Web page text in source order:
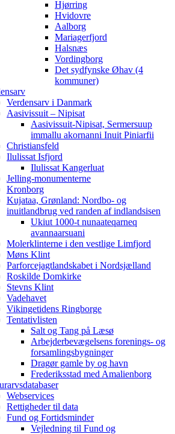
Hjørring
Hvidovre
Aalborg
Mariagerfjord
Halsnæs
Vordingborg
Det sydfynske Øhav (4
kommuner)
Verdensarv i Danmark
Aasivissuit – Nipisat
Aasivissuit-Nipisat, Sermersuup
immallu akornanni Inuit Piniarfii
Christiansfeld
Ilulissat Isfjord
Ilulissat Kangerluat
Jelling-monumenterne
Kronborg
Kujataa, Grønland: Nordbo- og
inuitlandbrug ved randen af indlandsisen
Ukiut 1000-t nunaateqarneq
avannaarsuani
Molerklinterne i den vestlige Limfjord
Møns Klint
Parforcejagtlandskabet i Nordsjælland
Roskilde Domkirke
Stevns Klint
Vadehavet
Vikingetidens Ringborge
Tentativlisten
Salt og Tang på Læsø
Arbejderbevægelsens forenings- og
forsamlingsbygninger
Dragør gamle by og havn
Frederiksstad med Amalienborg
Webservices
Rettigheder til data
Fund og Fortidsminder
Vejledning til Fund og